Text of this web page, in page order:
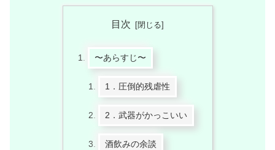
目次
〜あらすじ〜
1．圧倒的残虐性
2．武器がかっこいい
酒飲みの余談